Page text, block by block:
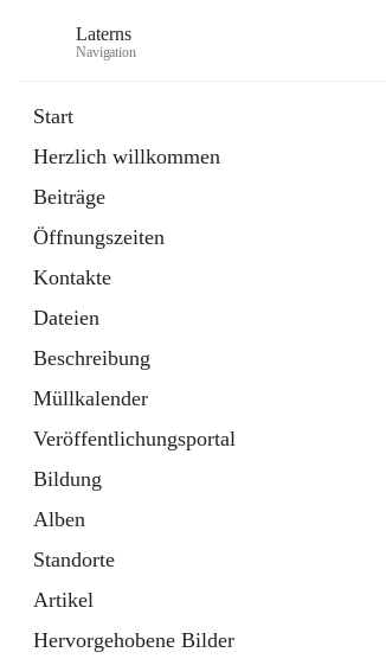
Laterns
Navigation
Start
Herzlich willkommen
Beiträge
Öffnungszeiten
Kontakte
Dateien
Beschreibung
Müllkalender
Veröffentlichungsportal
Bildung
Alben
Standorte
Artikel
Hervorgehobene Bilder